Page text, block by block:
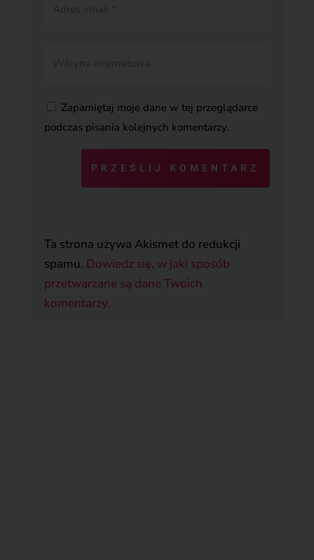
Zapamiętaj moje dane w tej przeglądarce
podczas pisania kolejnych komentarzy.
PRZEŚLIJ KOMENTARZ
Ta strona używa Akismet do redukcji
spamu. Dowiedz się, w jaki sposób
przetwarzane są dane Twoich
komentarzy.